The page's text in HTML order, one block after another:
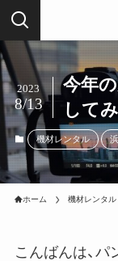
今年
して
2023
8/13
機材レンタル
ホーム 機材レンタル
こんばんは、